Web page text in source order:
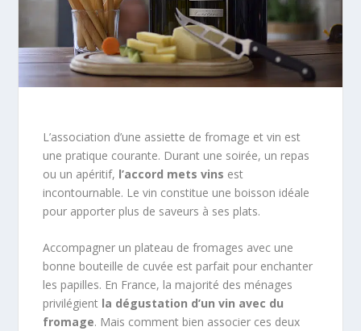
L’association d’une assiette de fromage et vin est
une pratique courante. Durant une soirée, un repas
ou un apéritif, l’accord mets vins est
incontournable. Le vin constitue une boisson idéale
pour apporter plus de saveurs à ses plats.
Accompagner un plateau de fromages avec une
bonne bouteille de cuvée est parfait pour enchanter
les papilles. En France, la majorité des ménages
privilégient la dégustation d’un vin avec du
fromage. Mais comment bien associer ces deux